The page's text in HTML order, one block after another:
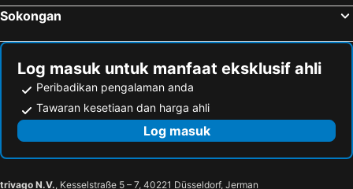
Sokongan
Log masuk untuk manfaat eksklusif ahli
Peribadikan pengalaman anda
Tawaran kesetiaan dan harga ahli
Log masuk
trivago N.V., Kesselstraße 5 – 7, 40221 Düsseldorf, Jerman